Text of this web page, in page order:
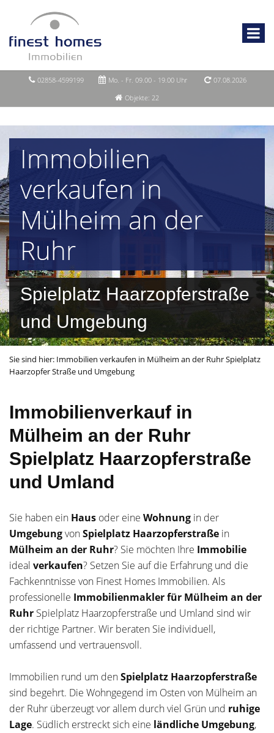
02858-4599199 Mo. - Fr. 09.00 - 19.00 Uhr
07.08.2026
Objekte: 22
Immobilien
verkaufen in
Mülheim an der
Ruhr
Spielplatz Haarzopferstraße
und Umgebung
Sie sind hier: Immobilien verkaufen in Mülheim an der Ruhr Spielplatz
Haarzopfer Straße und Umgebung
Immobilienverkauf in
Mülheim an der Ruhr
Spielplatz Haarzopferstraße
und Umland
Sie haben ein Haus oder eine Wohnung in der
UmgebungvonSpielplatz Haarzopferstraße in
Mülheim an der Ruhr? Sie möchten Ihre Immobilie
ideal verkaufen? Setzen Sie auf die Erfahrung und die
Fachkenntnisse von Finest Homes Immobilien. Als
professionelle Immobilienmakler für Mülheim an der
Ruhr Spielplatz Haarzopferstraße und Umland sind wir
der richtige Partner. Wir beraten Sie individuell,
umfassend und vertrauensvoll.
Immobilien rund um denSpielplatz Haarzopferstraße
sind begehrt. Die Wohngegend im Osten von Mülheim an
der Ruhr überzeugt vor allem durch viel Grün und ruhige
Lage. Südlich erstreckt sich eine ländliche Umgebung,